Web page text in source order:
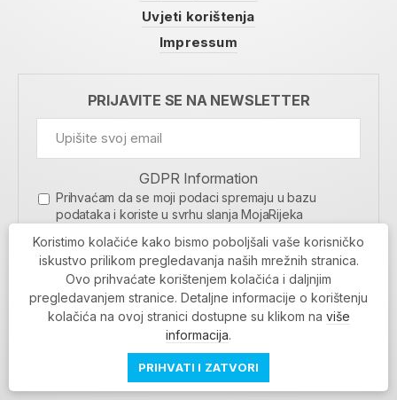
Uvjeti korištenja
Impressum
PRIJAVITE SE NA NEWSLETTER
GDPR Information
Prihvaćam da se moji podaci spremaju u bazu
podataka i koriste u svrhu slanja MojaRijeka
MOJARIJEKA NEWSLETTER
PRIJAVI SE
Povratak na vrh
Koristimo kolačiće kako bismo poboljšali vaše korisničko
iskustvo prilikom pregledavanja naših mrežnih stranica.
Ovo prihvaćate korištenjem kolačića i daljnjim
pregledavanjem stranice. Detaljne informacije o korištenju
kolačića na ovoj stranici dostupne su klikom na više
informacija.
PRIHVATI I ZATVORI